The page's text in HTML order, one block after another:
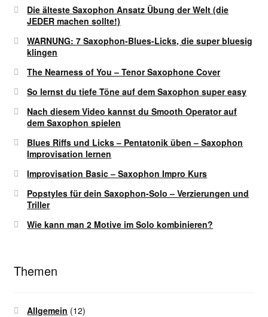
Die älteste Saxophon Ansatz Übung der Welt (die
JEDER machen sollte!)
WARNUNG: 7 Saxophon-Blues-Licks, die super bluesig
klingen
The Nearness of You – Tenor Saxophone Cover
So lernst du tiefe Töne auf dem Saxophon super easy
Nach diesem Video kannst du Smooth Operator auf
dem Saxophon spielen
Blues Riffs und Licks – Pentatonik üben – Saxophon
Improvisation lernen
Improvisation Basic – Saxophon Impro Kurs
Popstyles für dein Saxophon-Solo – Verzierungen und
Triller
Wie kann man 2 Motive im Solo kombinieren?
Themen
Allgemein (12)